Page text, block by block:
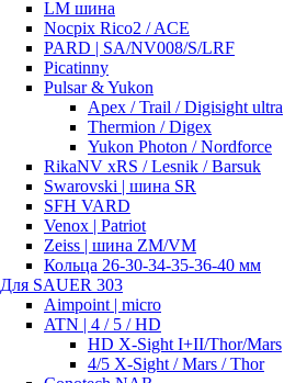
LM шина
Nocpix Rico2 / ACE
PARD | SA/NV008/S/LRF
Picatinny
Pulsar & Yukon
Apex / Trail / Digisight ultra
Thermion / Digex
Yukon Photon / Nordforce
RikaNV xRS / Lesnik / Barsuk
Swarovski | шина SR
SFH VARD
Venox | Patriot
Zeiss | шина ZM/VM
Кольца 26-30-34-35-36-40 мм
Для SAUER 303
Aimpoint | micro
ATN | 4 / 5 / HD
HD X-Sight I+II/Thor/Mars
4/5 X-Sight / Mars / Thor